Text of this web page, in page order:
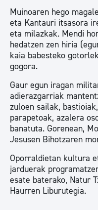
Muinoaren hego
eta Kantauri itsasora
eta milazkak. Mendi
hedatzen zen hiria
kaia babesteko
gogora.
Gaur egun iragan
adierazgarriak
zuloen sailak,
parapetoak, azalera
banatuta. Gorenean,
Jesusen Bihotzaren
Oporraldietan kultura
jarduerak
esate baterako, Natur
Haurren Liburutegia.